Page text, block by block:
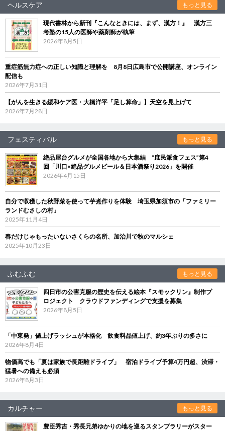
ヘルスケア もっと見る
現代書林から新刊『こんなときには、まず、漢方！』 漢方三
考塾の15人の医師や薬剤師が執筆
2026年8月5日
重症筋無力症への正しい知識と理解を 8月8日広島市で公開講座、オンライン
配信も
2026年7月31日
【がんを生きる緩和ケア医・大橋洋平「足し算命」】天空を見上げて
2026年7月28日
フェスティバル もっと見る
絶品屋台グルメが全国各地から大集結 “庶民派食フェス”第4
回「川口×絶品グルメビール＆日本酒祭り2026」を開催
2026年4月15日
自分で収穫した秋野菜を使って芋煮作りを体験 埼玉県加須市の「ファミリー
ランドむさしの村」
2025年11月4日
春だけじゃもったいないさくらの名所、加治川で秋のマルシェ
2025年10月23日
ふむふむ もっと見る
四日市の公害克服の歴史を伝える絵本『スモックリン』制作プ
ロジェクト クラウドファンディングで支援を募集
2026年8月5日
「中東発」値上げラッシュが本格化 飲食料品値上げ、約3年ぶりの多さに
2026年8月4日
物価高でも「夏は家族で長距離ドライブ」 宿泊ドライブ予算4万円超、渋滞・
猛暑への備えも必須
2026年8月3日
カルチャー もっと見る
豊臣秀吉・秀長兄弟ゆかりの地を巡るスタンプラリーがスター